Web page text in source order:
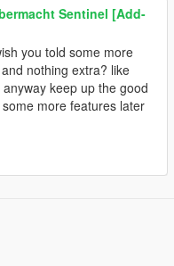
Sentinel [Add-
you told some more
nothing extra? like
keep up the good
more features later